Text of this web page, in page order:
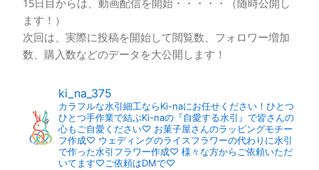
ます！）
次回は、実際に投稿を開始して閲覧数、フォロワー増加
数、購入数などのデータを大公開します！
ki_na_375
カラフルな水引細工ならKi-naにお任せください！ひとつ
ひとつ手作業で結ぶKi-naの『自愛する水引』で皆さんの
心もご自愛ください♡ お菓子屋さんのラッピングモチー
フ作成♡ ウェディングのライスフラワーの代わりに水引
で作った水引フラワー作成♡ 様々な方からご依頼いただ
いてます♡ご依頼はDMで♡